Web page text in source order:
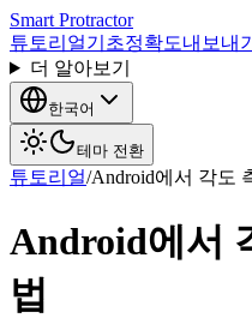
Smart Protractor
튜토리얼기초정확도내보내기
더 알아보기
한국어
테마 전환
튜토리얼/Android에서 각도
Android에서
법